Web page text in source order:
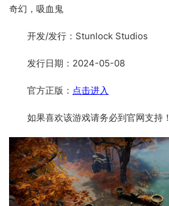
奇幻，吸血鬼
开发/发行：Stunlock Studios
发行日期：2024-05-08
官方正版： 点击进入
如果喜欢该游戏请务必到官网支持！